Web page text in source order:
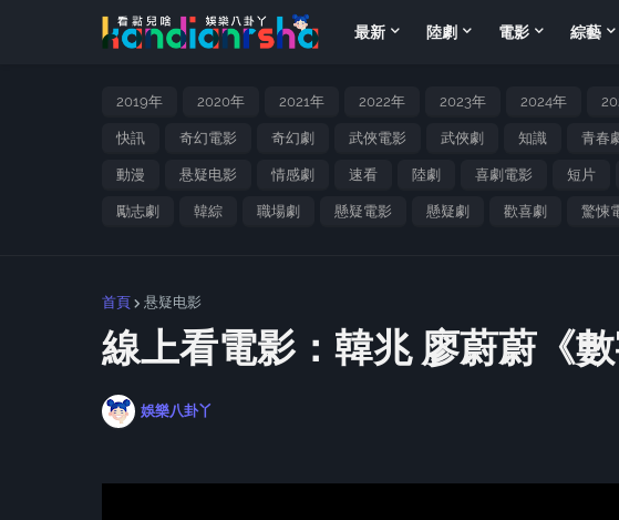
最新 陸劇 電影 綜藝
2019年 2020年 2021年 2022年 2023年 2024年
快訊 奇幻電影 奇幻劇 武俠電影 武俠劇 知識 青春
動漫 悬疑电影 情感劇 速看 陸劇 喜劇電影 短片
勵志劇 韓綜 職場劇 懸疑電影 懸疑劇 歡喜劇 驚悚
首頁 悬疑电影
線上看電影：韓兆 廖蔚蔚《數
娛樂八卦丫